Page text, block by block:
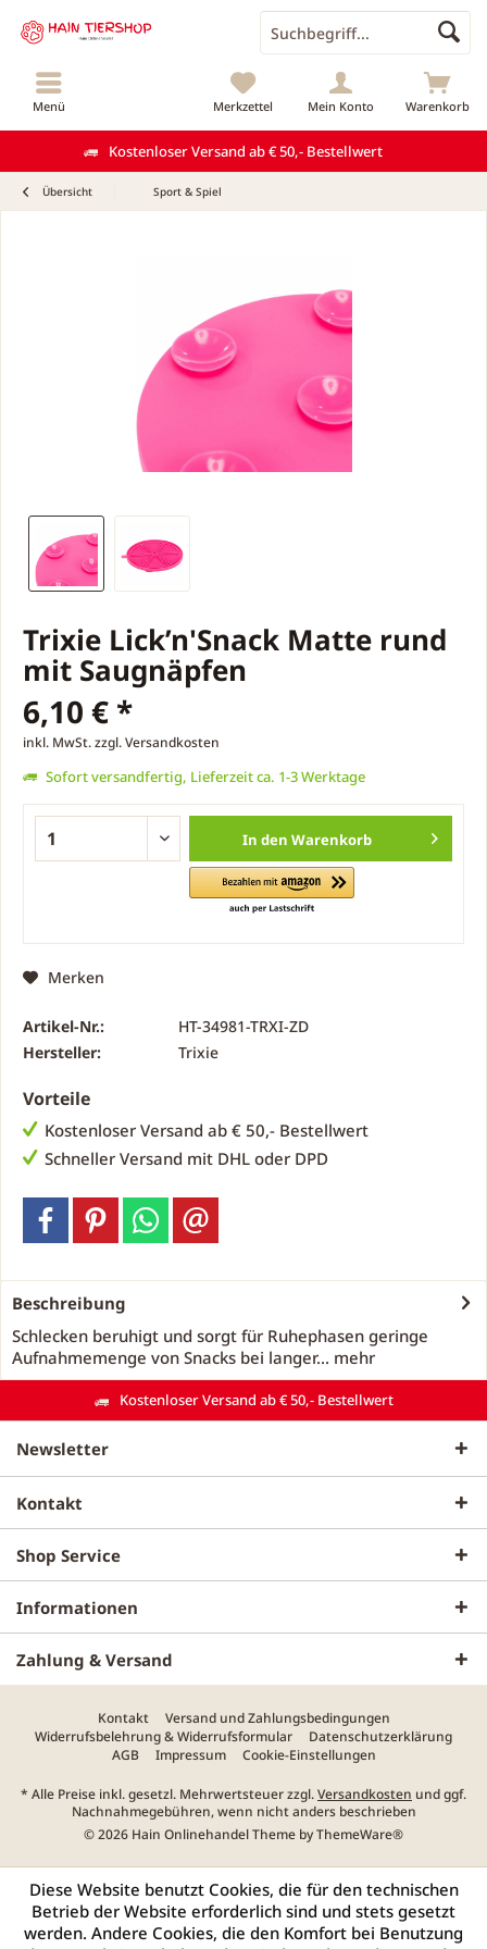
Kostenloser Versand ab € 50,- Bestellwert
Menü Warenkorb
Merkzettel Mein Konto
Übersicht Sport & Spiel
Trixie Lick’n'Snack Matte rund
mit Saugnäpfen
6,10 € *
inkl. MwSt.zzgl. Versandkosten
Sofort versandfertig, Lieferzeit ca. 1-3 Werktage
In den Warenkorb
Merken
Artikel-Nr.:
HT-34981-TRXI-ZD
Hersteller:
Trixie
Vorteile
Kostenloser Versand ab € 50,- Bestellwert
Schneller Versand mit DHL oder DPD
Beschreibung
Schlecken beruhigt und sorgt für Ruhephasen geringe
Aufnahmemenge von Snacks bei langer... mehr
Kostenloser Versand ab € 50,- Bestellwert
Newsletter
Kontakt
Shop Service
Informationen
Zahlung & Versand
Kontakt
Versand und Zahlungsbedingungen
Widerrufsbelehrung & Widerrufsformular
Datenschutzerklärung
AGB
Impressum Cookie-Einstellungen
* Alle Preise inkl. gesetzl. Mehrwertsteuer zzgl.Versandkosten und ggf.
Nachnahmegebühren, wenn nicht anders beschrieben
© 2026 Hain Onlinehandel Theme byThemeWare®
Diese Website benutzt Cookies, die für den technischen
Betrieb der Website erforderlich sind und stets gesetzt
werden. Andere Cookies, die den Komfort bei Benutzung